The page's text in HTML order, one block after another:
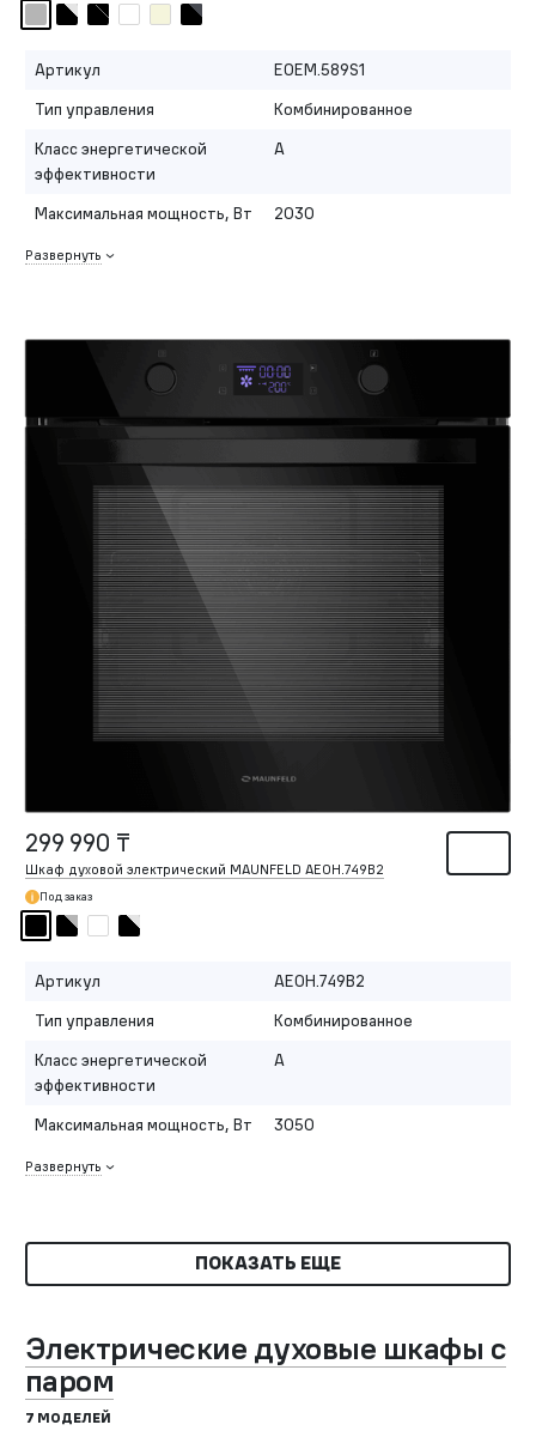
Артикул
EOEM.589S1
Тип управления
Комбинированное
Класс энергетической
эффективности
A
Максимальная мощность, Вт 2030
Развернуть
299 990 ₸
Шкаф духовой электрический MAUNFELD AEOH.749B2
Под заказ
Артикул
AEOH.749B2
Тип управления
Комбинированное
Класс энергетической
эффективности
A
Максимальная мощность, Вт 3050
Развернуть
ПОКАЗАТЬ ЕЩЕ
Электрические духовые шкафы с
паром
7 МОДЕЛЕЙ